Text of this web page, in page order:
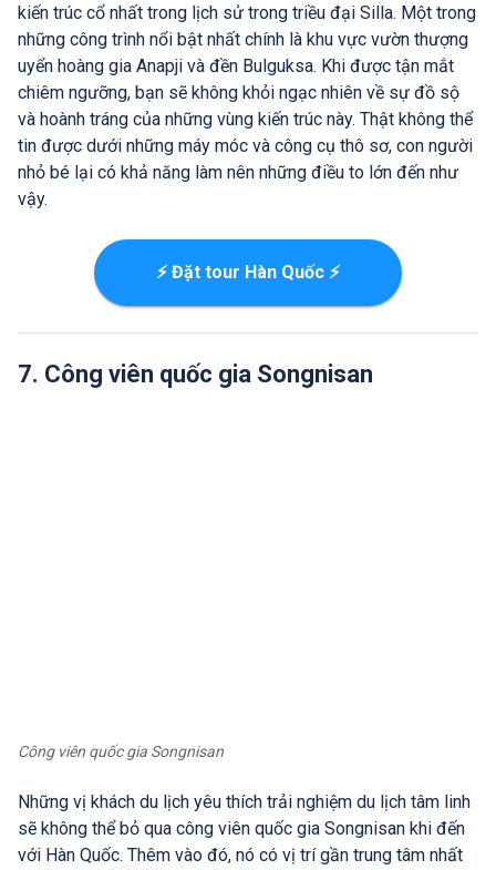
kiến trúc cổ nhất trong lịch sử trong triều đại Silla. Một trong
những công trình nổi bật nhất chính là khu vực vườn thượng
uyển hoàng gia Anapji và đền Bulguksa. Khi được tận mắt
chiêm ngưỡng, bạn sẽ không khỏi ngạc nhiên về sự đồ sộ
và hoành tráng của những vùng kiến trúc này. Thật không thể
tin được dưới những máy móc và công cụ thô sơ, con người
nhỏ bé lại có khả năng làm nên những điều to lớn đến như
vậy.
⚡ Đặt tour Hàn Quốc ⚡
7. Công viên quốc gia Songnisan
Công viên quốc gia Songnisan
Những vị khách du lịch yêu thích trải nghiệm du lịch tâm linh
sẽ không thể bỏ qua công viên quốc gia Songnisan khi đến
với Hàn Quốc. Thêm vào đó, nó có vị trí gần trung tâm nhất